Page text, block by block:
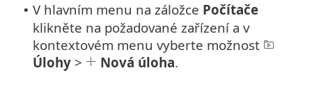
• V hlavním menu na záložce Počítače
klikněte na požadované zařízení a v
kontextovém menu vyberte možnost
Úlohy > Nová úloha.